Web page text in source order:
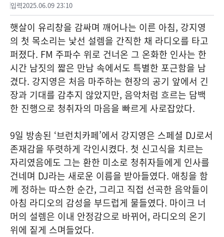
입력2025.06.09 23:10
햇살이 유리창을 감싸며 깨어나는 이른 아침, 강지영
의 첫 목소리는 낯선 설렘을 간직한 채 라디오를 타고
퍼졌다. FM 주파수 위로 건너온 그 온화한 인사는 한
시간 남짓의 짧은 만남 속에서도 특별한 포근함을 남
겼다. 강지영은 처음 마주하는 현장의 공기 앞에서 긴
장과 기대를 감추지 않았지만, 음악처럼 흐르는 담백
한 진행으로 청취자의 마음을 빠르게 사로잡았다.
9일 방송된 ‘브런치카페’에서 강지영은 스페셜 DJ로서
존재감을 뚜렷하게 각인시켰다. 첫 신고식을 치르는
자리였음에도 그는 환한 미소로 청취자들에게 인사를
건네며 DJ라는 새로운 이름을 받아들였다. 애칭을 함
께 정하는 따스한 순간, 그리고 직접 선곡한 음악들이
아침 라디오의 감성을 부드럽게 물들였다. 마이크 너
머의 설렘은 이내 안정감으로 바뀌어, 라디오의 온기
위에 짙게 스며들었다.